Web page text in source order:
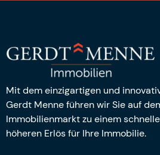
Mit dem einzigartigen und
Gerdt Menne führen wir Sie auf
Immobilienmarkt zu einem
höheren Erlös für Ihre Immobilie.